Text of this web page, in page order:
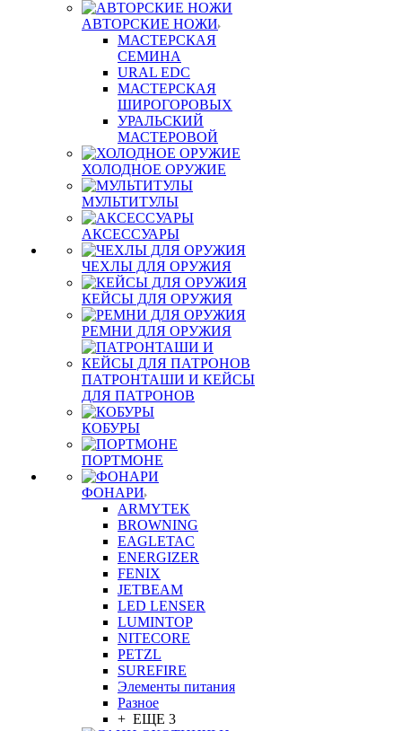
АВТОРСКИЕ НОЖИ
МАСТЕРСКАЯ
СЕМИНА
URAL EDC
МАСТЕРСКАЯ
ШИРОГОРОВЫХ
УРАЛЬСКИЙ
МАСТЕРОВОЙ
ХОЛОДНОЕ ОРУЖИЕ
МУЛЬТИТУЛЫ
АКСЕССУАРЫ
ЧЕХЛЫ ДЛЯ ОРУЖИЯ
КЕЙСЫ ДЛЯ ОРУЖИЯ
РЕМНИ ДЛЯ ОРУЖИЯ
ПАТРОНТАШИ И КЕЙСЫ
ДЛЯ ПАТРОНОВ
КОБУРЫ
ПОРТМОНЕ
ФОНАРИ
ARMYTEK
BROWNING
EAGLETAC
ENERGIZER
FENIX
JETBEAM
LED LENSER
LUMINTOP
NITECORE
PETZL
SUREFIRE
Элементы питания
Разное
+ ЕЩЕ 3